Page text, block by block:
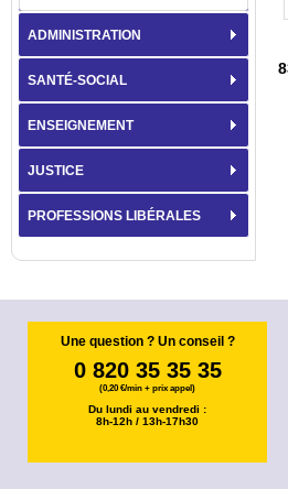
ADMINISTRATION
SANTÉ-SOCIAL
ENSEIGNEMENT
JUSTICE
PROFESSIONS LIBÉRALES
Une question ? Un conseil ?
0 820 35 35 35
(0,20 €/min + prix appel)
Du lundi au vendredi :
8h-12h / 13h-17h30